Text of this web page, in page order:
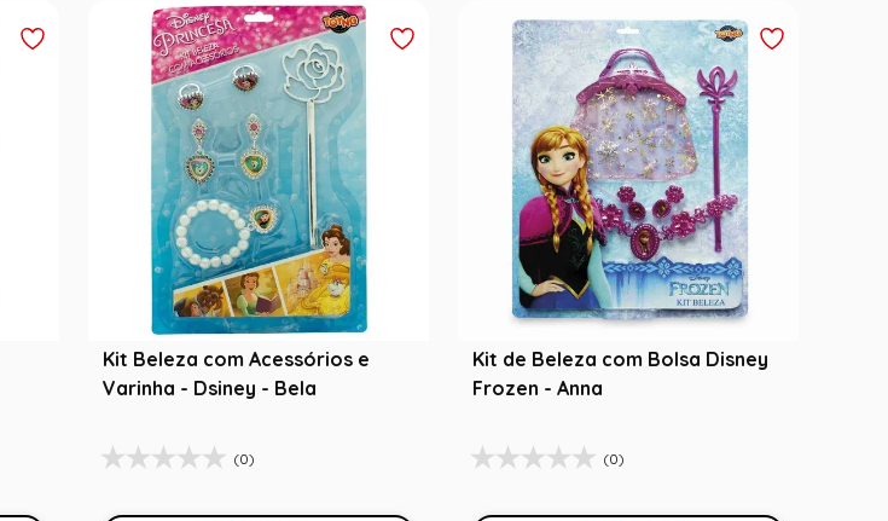
Kit Beleza com Acessórios e
Varinha - Dsiney - Bela
(0)
Kit de Beleza com Bolsa Disney
Frozen - Anna
(0)